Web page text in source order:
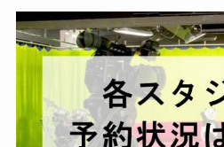
イ
ブ